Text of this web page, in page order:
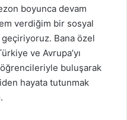
boyunca devam
verdiğim bir sosyal
Bana özel
ve Avrupa’yı
buluşarak
hayata tutunmak